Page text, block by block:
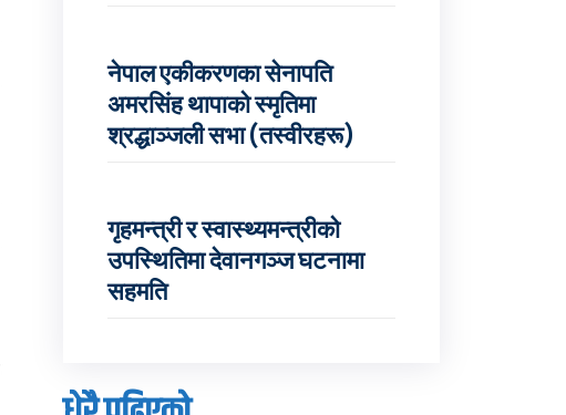
नेपाल एकीकरणका सेनापति
अमरसिंह थापाको स्मृतिमा
श्रद्धाञ्जली सभा (तस्वीरहरू)
गृहमन्त्री र स्वास्थ्यमन्त्रीको
उपस्थितिमा देवानगञ्ज घटनामा
सहमति